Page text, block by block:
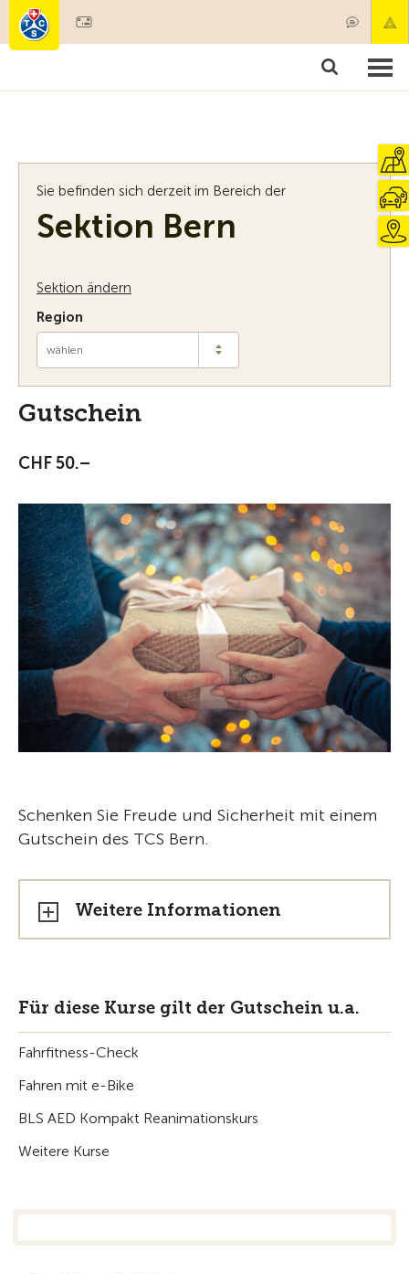
Mitgliedschaft & Leistungen
Sie befinden sich derzeit im Bereich der
Sektion Bern
Sektion ändern
Region
wählen
Gutschein
CHF 50.–
Schenken Sie Freude und Sicherheit mit einem
Gutschein des TCS Bern.
Weitere Informationen
Für diese Kurse gilt der Gutschein u.a.
Fahrfitness-Check
Fahren mit e-Bike
BLS AED Kompakt Reanimationskurs
Weitere Kurse